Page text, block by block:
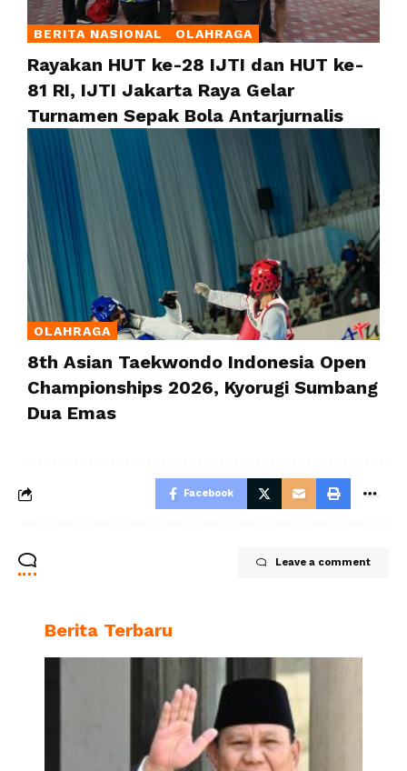
BERITA NASIONAL OLAHRAGA
Rayakan HUT ke-28 IJTI dan HUT ke-
81 RI, IJTI Jakarta Raya Gelar
Turnamen Sepak Bola Antarjurnalis
OLAHRAGA
8th Asian Taekwondo Indonesia Open
Championships 2026, Kyorugi Sumbang
Dua Emas
Facebook
Leave a comment
Berita Terbaru